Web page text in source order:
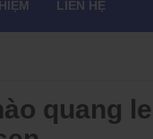
quang
LIÊN HỆ